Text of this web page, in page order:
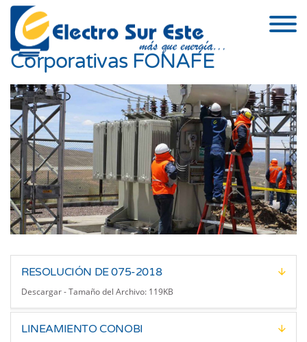
Lineamientos de las Compras
Corporativas FONAFE
RESOLUCIÓN DE 075-2018
Descargar - Tamaño del Archivo: 119KB
LINEAMIENTO CONOBI